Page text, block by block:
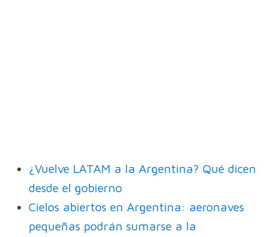
¿Vuelve LATAM a la Argentina? Qué dicen
desde el gobierno
Cielos abiertos en Argentina: aeronaves
pequeñas podrán sumarse a la